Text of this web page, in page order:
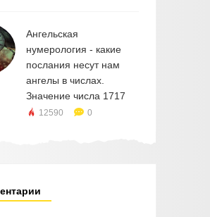
Ангельская
нумерология - какие
послания несут нам
ангелы в числах.
Значение числа 1717
12590 0